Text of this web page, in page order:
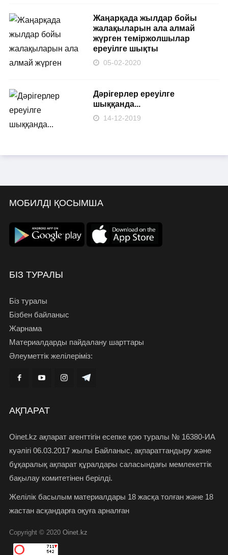
Жаңарқада жылдар бойы
жалақыларын ала алмай
жүрген теміржолшылар
ереуілге шықты
05-02-2020
Дәрігерлер ереуілге
шыққанда...
14-12-2019
МОБИЛДІ ҚОСЫМША
БІЗ ТУРАЛЫ
Біз туралы
Бізбен байланыс
Жарнама
Материалдарды пайдалану шарттары
Әлеуметтік желілеріміз:
АҚПАРАТ
Oinet.kz ақпарат агенттігін есепке қою туралы № 16380-ИА
куәлігі 06.03.2017 жылы Байланыс, ақпараттандыру және
бұқаралық ақпарат құралдары саласындағы мемлекеттік
бақылау комитетінен берілді.
Желілік басылым материалдары 18 жасқа толған және 18
жастан асқандарға оқуға арналған
Copyright © 2020 Oinet.kz